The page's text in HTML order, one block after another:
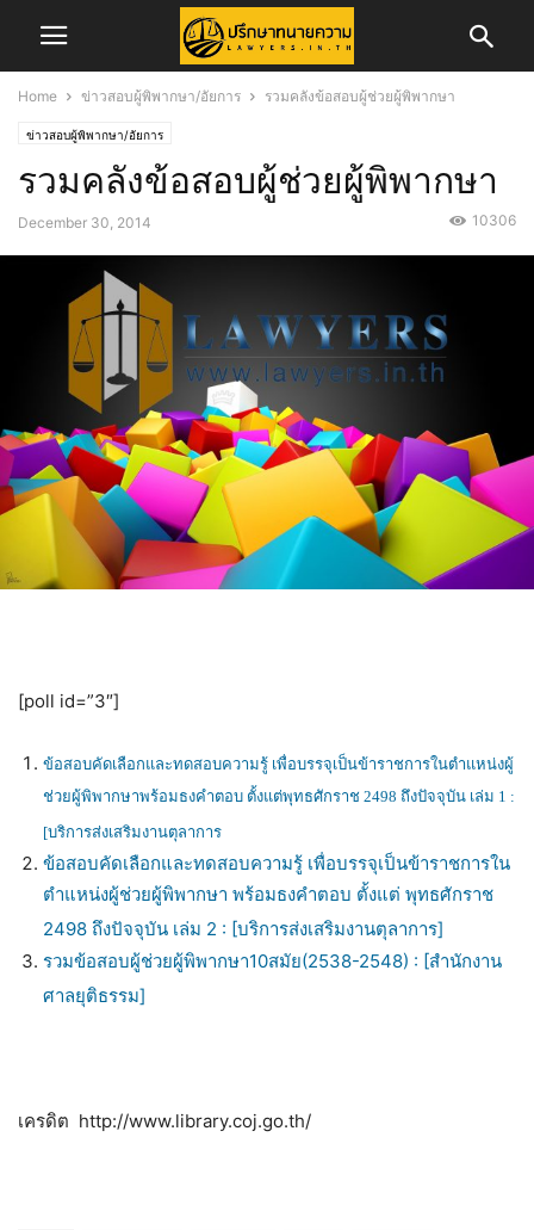
Home ข่าวสอบผู้พิพากษา/อัยการ รวมคลังข้อสอบผู้ช่วยผู้พิพากษา
ข่าวสอบผู้พิพากษา/อัยการ
รวมคลังข้อสอบผู้ช่วยผู้พิพากษา
December 30, 2014 10306
[poll id=”3″]
ข้อสอบคัดเลือกและทดสอบความรู้ เพื่อบรรจุเป็นข้าราชการในตำแหน่งผู้
ช่วยผู้พิพากษาพร้อมธงคำตอบ ตั้งแต่พุทธศักราช 2498 ถึงปัจจุบัน เล่ม 1 :
[บริการส่งเสริมงานตุลาการ
ข้อสอบคัดเลือกและทดสอบความรู้ เพื่อบรรจุเป็นข้าราชการใน
ตำแหน่งผู้ช่วยผู้พิพากษา พร้อมธงคำตอบ ตั้งแต่ พุทธศักราช
2498 ถึงปัจจุบัน เล่ม 2 : [บริการส่งเสริมงานตุลาการ]
รวมข้อสอบผู้ช่วยผู้พิพากษา10สมัย(2538-2548) : [สำนักงาน
ศาลยุติธรรม]
เครดิต http://www.library.coj.go.th/